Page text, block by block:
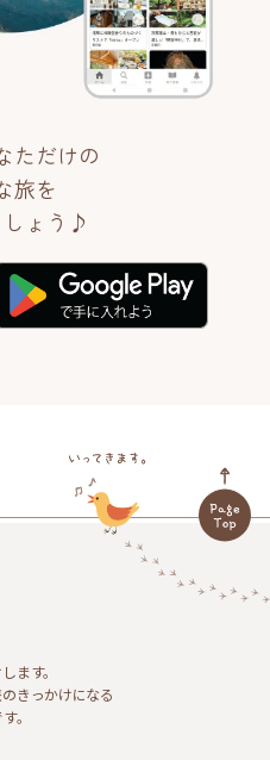
ただけの
旅を
しょう♪
ます。
きっかけになる
。